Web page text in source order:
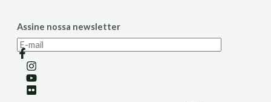
Assine nossa newsletter